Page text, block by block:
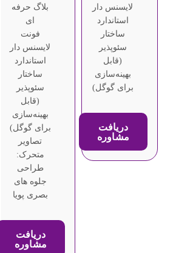
لایسنس دار
استاندارد
ساختار
سئوپذیر
(قابل
بهینه‌سازی
برای گوگل)
دریافت
مشاوره
بلاگ حرفه
ای
فونت
لایسنس دار
استاندارد
ساختار
سئوپذیر
(قابل
بهینه‌سازی
برای گوگل)
تصاویر
متحرک:
طراحی
جلوه های
بصری پویا
دریافت
مشاوره